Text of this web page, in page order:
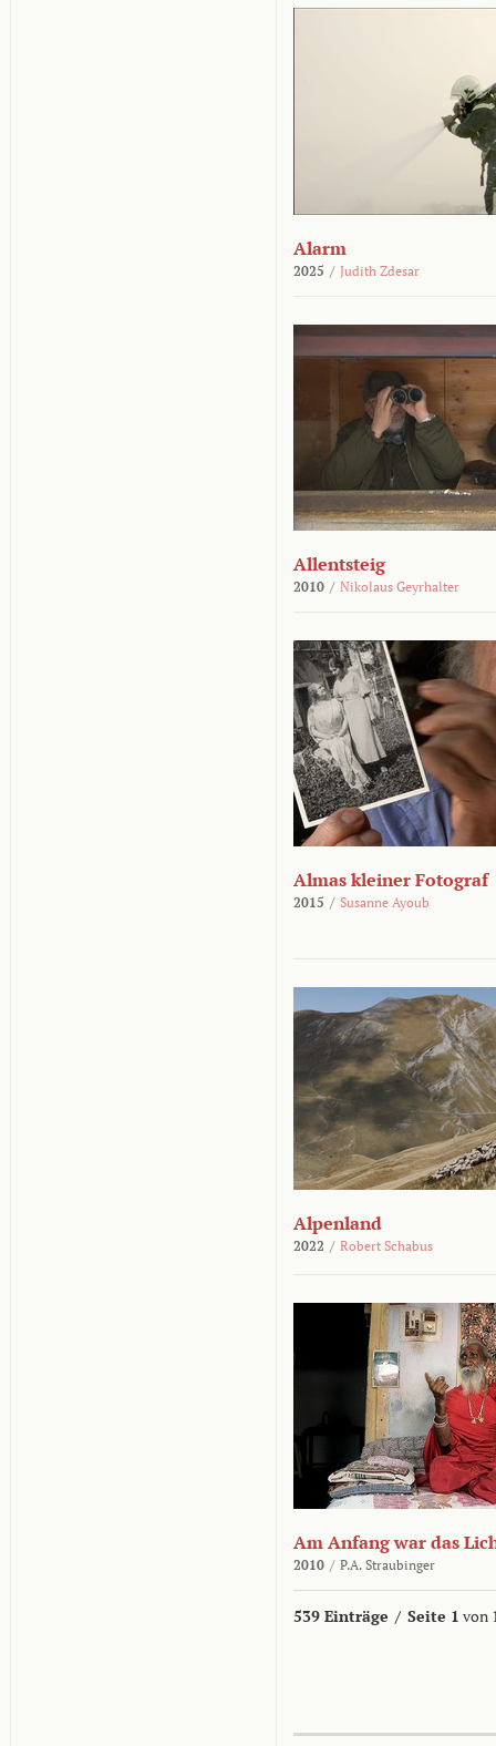
Alarm
2025 / Judith Zdesar
Allentsteig
2010 / Nikolaus Geyrhalter
Almas kleiner Fotograf
2015 / Susanne Ayoub
Alpenland
2022 / Robert Schabus
Am Anfang war das
2010 / P.A. Straubinger
539 Einträge / Seite 1 von